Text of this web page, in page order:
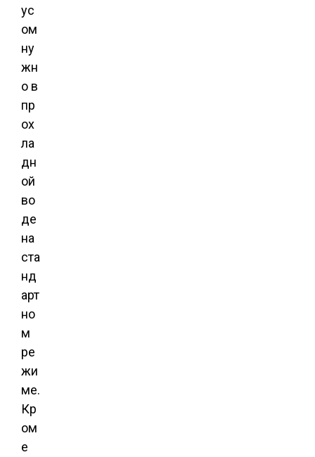
ус
ом
ну
жн
о в
пр
ох
ла
дн
ой
во
де
на
ста
нд
арт
но
м
ре
жи
ме.
Кр
ом
е